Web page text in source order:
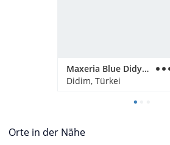
Maxeria Blue Didyma
Didim, Türkei
Orte in der Nähe